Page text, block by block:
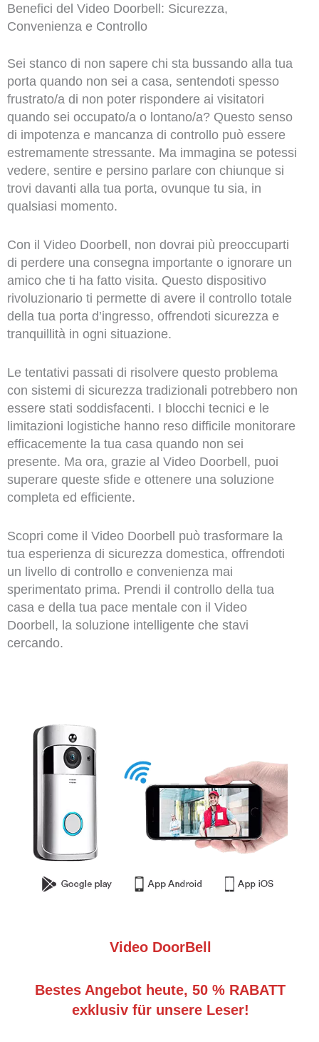
Benefici del Video Doorbell: Sicurezza,
Convenienza e Controllo
Sei stanco di non sapere chi sta bussando alla tua
porta quando non sei a casa, sentendoti spesso
frustrato/a di non poter rispondere ai visitatori
quando sei occupato/a o lontano/a? Questo senso
di impotenza e mancanza di controllo può essere
estremamente stressante. Ma immagina se potessi
vedere, sentire e persino parlare con chiunque si
trovi davanti alla tua porta, ovunque tu sia, in
qualsiasi momento.
Con il Video Doorbell, non dovrai più preoccuparti
di perdere una consegna importante o ignorare un
amico che ti ha fatto visita. Questo dispositivo
rivoluzionario ti permette di avere il controllo totale
della tua porta d’ingresso, offrendoti sicurezza e
tranquillità in ogni situazione.
Le tentativi passati di risolvere questo problema
con sistemi di sicurezza tradizionali potrebbero non
essere stati soddisfacenti. I blocchi tecnici e le
limitazioni logistiche hanno reso difficile monitorare
efficacemente la tua casa quando non sei
presente. Ma ora, grazie al Video Doorbell, puoi
superare queste sfide e ottenere una soluzione
completa ed efficiente.
Scopri come il Video Doorbell può trasformare la
tua esperienza di sicurezza domestica, offrendoti
un livello di controllo e convenienza mai
sperimentato prima. Prendi il controllo della tua
casa e della tua pace mentale con il Video
Doorbell, la soluzione intelligente che stavi
cercando.
Video DoorBell
Bestes Angebot heute, 50 % RABATT
exklusiv für unsere Leser!